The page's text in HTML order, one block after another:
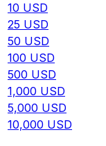
10 USD
25 USD
50 USD
100 USD
500 USD
1,000 USD
5,000 USD
10,000 USD